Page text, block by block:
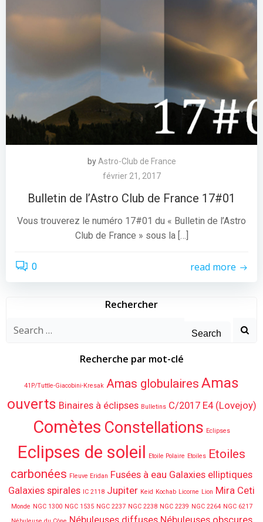
by Astro-Club de France
février 21, 2017
Bulletin de l’Astro Club de France 17#01
Vous trouverez le numéro 17#01 du « Bulletin de l’Astro
Club de France » sous la […]
0 read more
Rechercher
Search
Recherche par mot-clé
41P/Tuttle-Giacobini-Kresak Amas globulaires Amas
ouverts Binaires à éclipses Bulletins C/2017 E4 (Lovejoy)
Comètes Constellations Eclipses
Eclipses de soleil Etoile Polaire Etoiles Etoiles
carbonées Fleuve Eridan Fusées à eau Galaxies elliptiques
Galaxies spirales IC 2118 Jupiter Keid Kochab Licorne Lion Mira Ceti
Monde NGC 1300 NGC 1535 NGC 2237 NGC 2238 NGC 2239 NGC 2264 NGC 6217
Nébuleuses diffuses Nébuleuses obscures